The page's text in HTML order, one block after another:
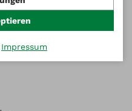
Impressum